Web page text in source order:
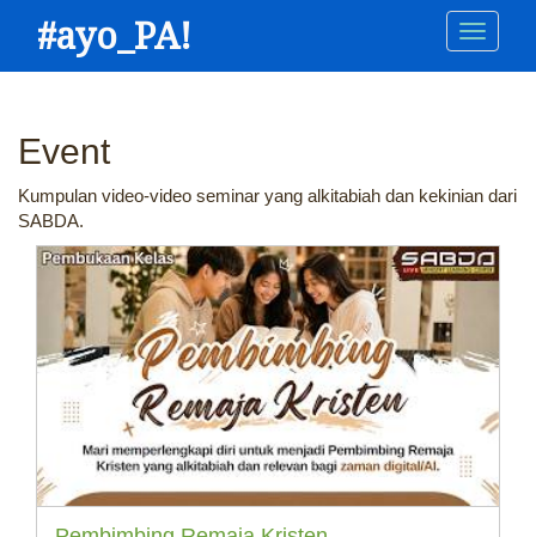
Main
navigation
#ayo_PA!
Event
Kumpulan video-video seminar yang alkitabiah dan kekinian dari
SABDA.